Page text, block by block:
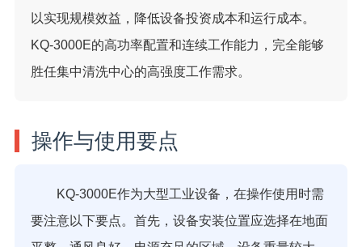
以实现规模效益，降低设备投资成本和运行成本。
KQ-3000E的高功率配置和连续工作能力，完全能够
胜任集中清洗中心的高强度工作需求。
操作与使用要点
KQ-3000E作为大型工业设备，在操作使用时需
要注意以下要点。首先，设备安装位置应选择在地面